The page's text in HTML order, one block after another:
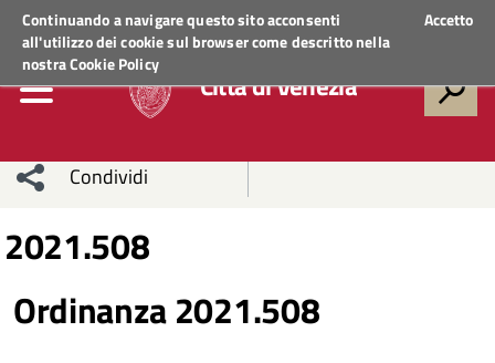
Continuando a navigare questo sito acconsenti
all'utilizzo dei cookie sul browser come descritto nella
nostraCookie Policy
Accetto
Regione VenetoACCEDI AI SERVIZI
Città di Venezia
Condividi
sui social
network
Condividi
su
Facebook
Condividi
su
Condividi
2021.508
Ordinanza 2021.508